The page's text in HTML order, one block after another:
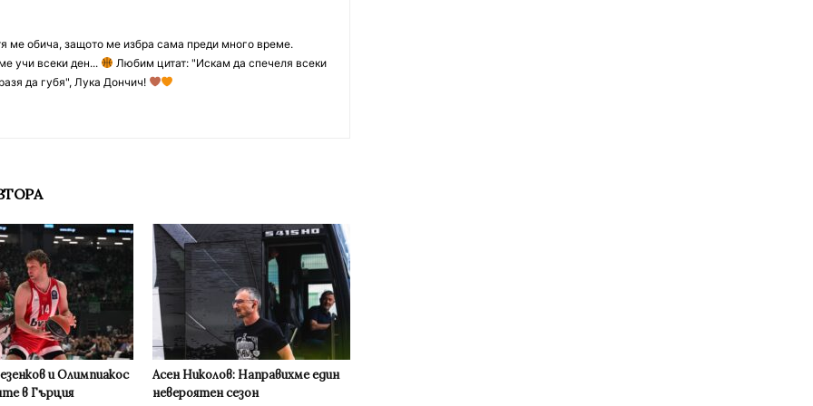
ме обича, защото ме избра сама преди много време.
учи всеки ден...
Любим цитат: "Искам да спечеля всеки
да губя", Лука Дончич!
и Олимпиакос
в Гърция
Асен Николов: Направихме един
невероятен сезон